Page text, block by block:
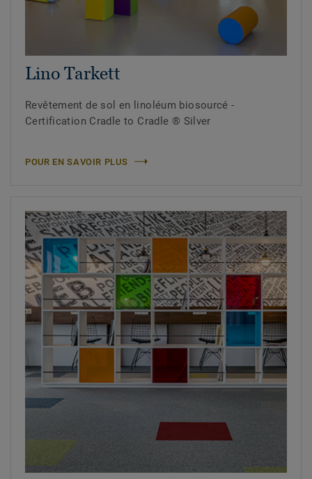
Lino Tarkett
Revêtement de sol en linoléum biosourcé -
Certification Cradle to Cradle ® Silver
POUR EN SAVOIR PLUS